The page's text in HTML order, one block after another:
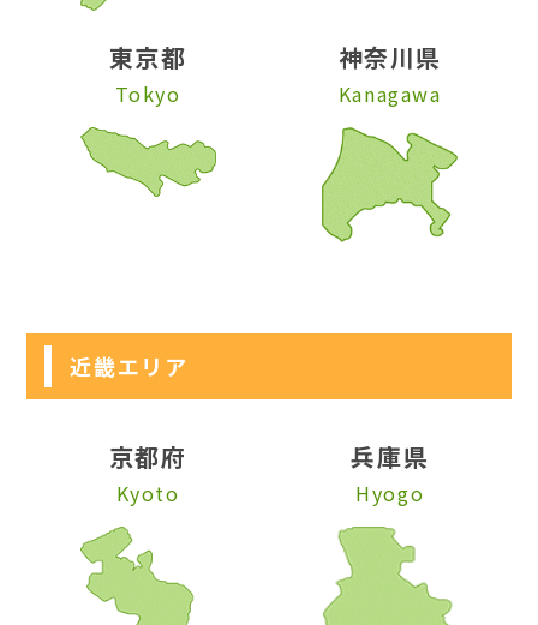
東京都
Tokyo
神奈川県
Kanagawa
近畿エリア
京都府
Kyoto
兵庫県
Hyogo